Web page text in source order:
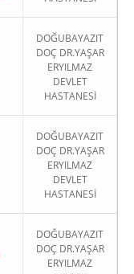
DOĞUBAYAZIT
DOÇ DR.YAŞAR
ERYILMAZ
DEVLET
HASTANESİ
DOĞUBAYAZIT
DOÇ DR.YAŞAR
ERYILMAZ
DEVLET
HASTANESİ
DOĞUBAYAZIT
DOÇ DR.YAŞAR
ERYILMAZ